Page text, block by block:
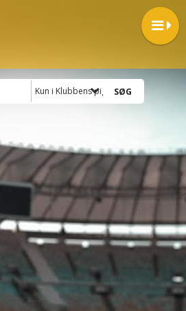
Kun i Klubbens pigehold